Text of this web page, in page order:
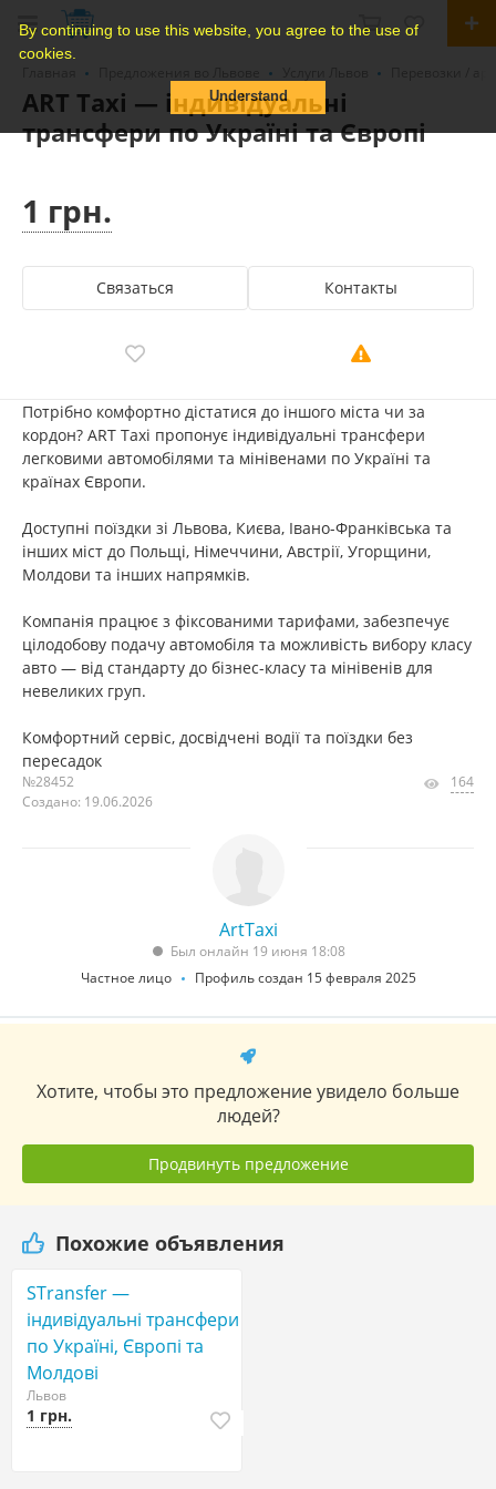
By continuing to use this website, you agree to the use of
cookies.
Understand
ART Taxi — індивідуальні
трансфери по Україні та Європі
1 грн.
Связаться Контакты
Потрібно комфортно дістатися до іншого міста чи за
кордон? ART Taxi пропонує індивідуальні трансфери
легковими автомобілями та мінівенами по Україні та
країнах Європи.
Доступні поїздки зі Львова, Києва, Івано-Франківська та
інших міст до Польщі, Німеччини, Австрії, Угорщини,
Молдови та інших напрямків.
Компанія працює з фіксованими тарифами, забезпечує
цілодобову подачу автомобіля та можливість вибору класу
авто — від стандарту до бізнес-класу та мінівенів для
невеликих груп.
Комфортний сервіс, досвідчені водії та поїздки без
пересадок
№28452
Создано: 19.06.2026
164
ArtTaxi
Был онлайн 19 июня 18:08
Частное лицо
Профиль создан 15 февраля 2025
Хотите, чтобы это предложение увидело больше
людей?
Продвинуть предложение
Похожие объявления
STransfer —
індивідуальні трансфери
по Україні, Європі та
Молдові
Львов
1 грн.